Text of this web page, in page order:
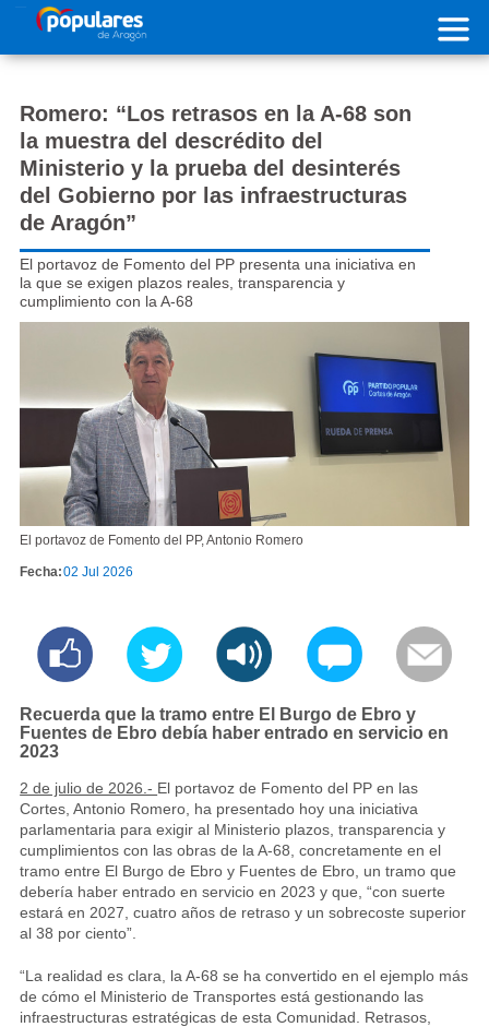
Pasar al contenido principal
Romero: “Los retrasos en la A-68 son
la muestra del descrédito del
Ministerio y la prueba del desinterés
del Gobierno por las infraestructuras
de Aragón”
El portavoz de Fomento del PP presenta una iniciativa en
la que se exigen plazos reales, transparencia y
cumplimiento con la A-68
El portavoz de Fomento del PP, Antonio Romero
Fecha:02 Jul 2026
Recuerda que la tramo entre El Burgo de Ebro y
Fuentes de Ebro debía haber entrado en servicio en
2023
2 de julio de 2026.- El portavoz de Fomento del PP en las
Cortes, Antonio Romero, ha presentado hoy una iniciativa
parlamentaria para exigir al Ministerio plazos, transparencia y
cumplimientos con las obras de la A-68, concretamente en el
tramo entre El Burgo de Ebro y Fuentes de Ebro, un tramo que
debería haber entrado en servicio en 2023 y que, “con suerte
estará en 2027, cuatro años de retraso y un sobrecoste superior
al 38 por ciento”.
“La realidad es clara, la A-68 se ha convertido en el ejemplo más
de cómo el Ministerio de Transportes está gestionando las
infraestructuras estratégicas de esta Comunidad. Retrasos,